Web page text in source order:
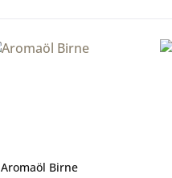
Aromaöl Birne